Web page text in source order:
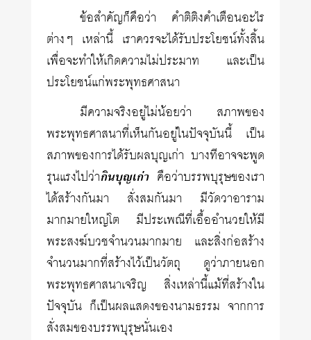
ข้อสำคัญก็คือว่า คำติติงคำเตือนอะไร
ต่างๆ เหล่านี้ เราควรจะได้รับประโยชน์ทั้งสิ้น
เพื่อจะทำให้เกิดความไม่ประมาท และเป็น
ประโยชน์แก่พระพุทธศาสนา
มีความจริงอยู่ไม่น้อยว่า สภาพของ
พระพุทธศาสนาที่เห็นกันอยู่ในปัจจุบันนี้ เป็น
สภาพของการได้รับผลบุญเก่า บางทีอาจจะพูด
รุนแรงไปว่ากินบุญเก่าคือว่าบรรพบุรุษของเรา
ได้สร้างกันมา สั่งสมกันมา มีวัดวาอาราม
มากมายใหญ่โต มีประเพณีที่เอื้ออำนวยให้มี
พระสงฆ์บวชจำนวนมากมาย และสิ่งก่อสร้าง
จำนวนมากที่สร้างไว้เป็นวัตถุ ดูว่าภายนอก
พระพุทธศาสนาเจริญ สิ่งเหล่านี้แม้ที่สร้างใน
ปัจจุบัน ก็เป็นผลแสดงของนามธรรม จากการ
สั่งสมของบรรพบุรุษนั่นเอง